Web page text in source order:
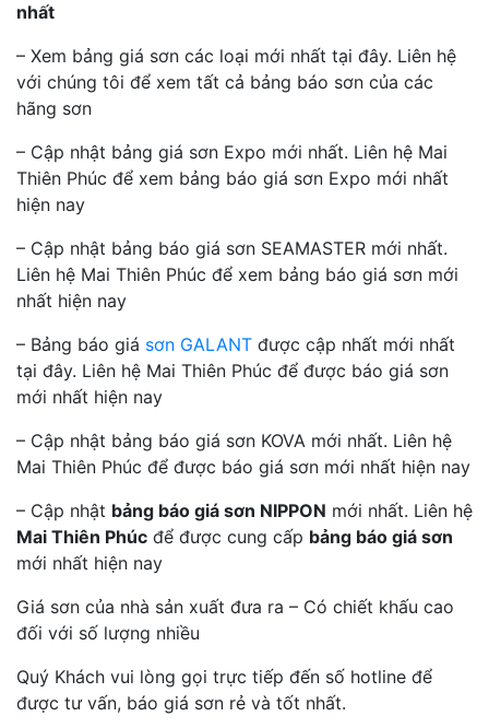
nhất
– Xem bảng giá sơn các loại mới nhất tại đây. Liên hệ
với chúng tôi để xem tất cả bảng báo sơn của các
hãng sơn
– Cập nhật bảng giá sơn Expo mới nhất. Liên hệ Mai
Thiên Phúc để xem bảng báo giá sơn Expo mới nhất
hiện nay
– Cập nhật bảng báo giá sơn SEAMASTER mới nhất.
Liên hệ Mai Thiên Phúc để xem bảng báo giá sơn mới
nhất hiện nay
– Bảng báo giá sơn GALANT được cập nhất mới nhất
tại đây. Liên hệ Mai Thiên Phúc để được báo giá sơn
mới nhất hiện nay
– Cập nhật bảng báo giá sơn KOVA mới nhất. Liên hệ
Mai Thiên Phúc để được báo giá sơn mới nhất hiện nay
– Cập nhật bảng báo giá sơn NIPPON mới nhất. Liên hệ
Mai Thiên Phúc để được cung cấp bảng báo giá sơn
mới nhất hiện nay
Giá sơn của nhà sản xuất đưa ra – Có chiết khấu cao
đối với số lượng nhiều
Quý Khách vui lòng gọi trực tiếp đến số hotline để
được tư vấn, báo giá sơn rẻ và tốt nhất.